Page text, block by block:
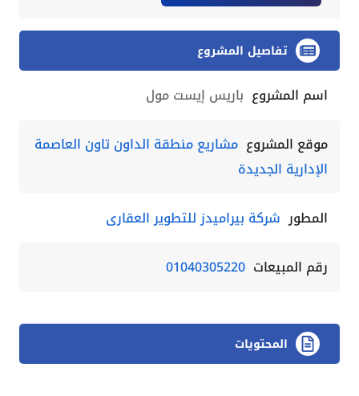
تفاصيل المشروع
اسم المشروع باريس إيست مول
موقع المشروع مشاريع منطقة الداون تاون العاصمة
الإدارية الجديدة
المطور شركة بيراميدز للتطوير العقارى
رقم المبيعات 01040305220
المحتويات